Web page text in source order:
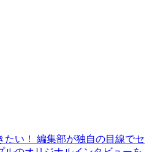
たい！ 編集部が独自の目線でセ